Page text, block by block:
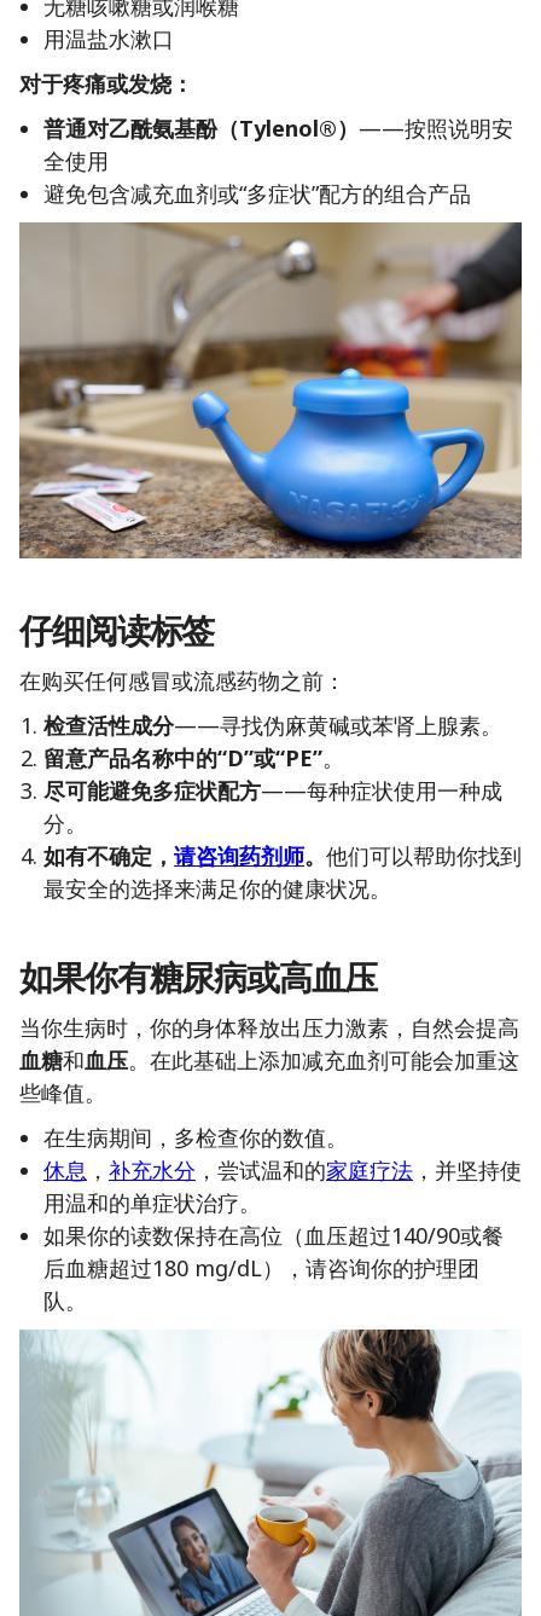
无糖咳嗽糖或润喉糖
用温盐水漱口
对于疼痛或发烧：
普通对乙酰氨基酚（Tylenol®） ——按照说明安
全使用
避免包含减充血剂或“多症状”配方的组合产品
仔细阅读标签
在购买任何感冒或流感药物之前：
检查活性成分——寻找伪麻黄碱或苯肾上腺素。
留意产品名称中的“D”或“PE”。
尽可能避免多症状配方——每种症状使用一种成
分。
如有不确定， 请咨询药剂师。 他们可以帮助你找到
最安全的选择来满足你的健康状况。
如果你有糖尿病或高血压
当你生病时，你的身体释放出压力激素，自然会提高
血糖和血压。在此基础上添加减充血剂可能会加重这
些峰值。
在生病期间，多检查你的数值。
休息 ， 补充水分 ，尝试温和的家庭疗法 ，并坚持使
用温和的单症状治疗。
如果你的读数保持在高位（血压超过140/90或餐
后血糖超过180 mg/dL），请咨询你的护理团
队。